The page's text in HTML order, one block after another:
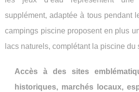
supplément, adaptée à tous pendant
campings piscine proposent en plus
lacs naturels, complétant la piscine du
Accès à des sites
historiques, marchés locaux,